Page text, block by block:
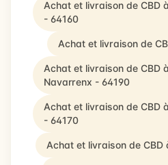
Achat et livraison de CBD
- 64160
Achat et livraison de
Achat et livraison de CBD
Navarrenx - 64190
Achat et livraison de CBD
- 64170
Achat et livraison de